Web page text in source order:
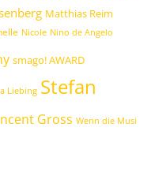
Matthias Reim
Nicole Nino de Angelo
smago! AWARD
Liebing Stefan
Gross Wenn die Musi